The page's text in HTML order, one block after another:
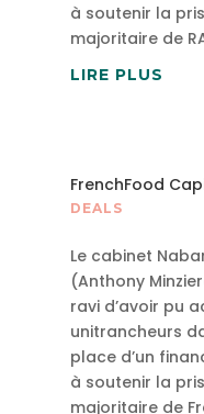
à soutenir la
majoritaire de
LIRE PLUS
FrenchFood
DEALS
Le cabinet
(Anthony
ravi d’avoir pu
unitrancheurs
place d’un
à soutenir la
majoritaire de